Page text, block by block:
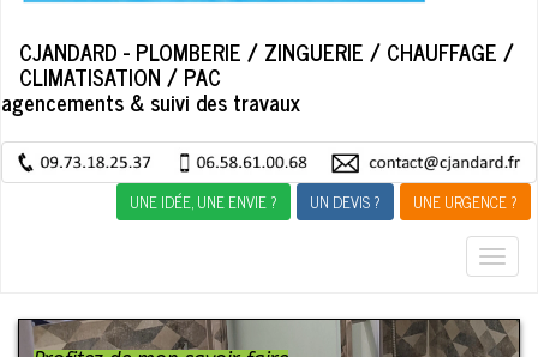
CJANDARD - PLOMBERIE / ZINGUERIE / CHAUFFAGE /
CLIMATISATION / PAC
agencements & suivi des travaux
UNE IDÉE, UNE ENVIE ? UN DEVIS ? UNE URGENCE ?